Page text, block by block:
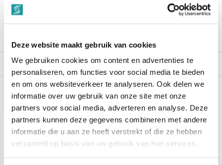
Deze website maakt gebruik van cookies
We gebruiken cookies om content en advertenties te
personaliseren, om functies voor social media te bieden
en om ons websiteverkeer te analyseren. Ook delen we
informatie over uw gebruik van onze site met onze
partners voor social media, adverteren en analyse. Deze
partners kunnen deze gegevens combineren met andere
informatie die u aan ze heeft verstrekt of die ze hebben
verzameld op basis van uw gebruik van hun services.
Reviews
Gerelateerde producten